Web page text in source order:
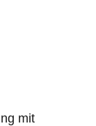
mit